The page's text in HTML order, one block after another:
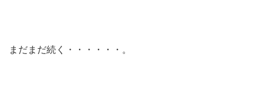
まだまだ続く・・・・・・。